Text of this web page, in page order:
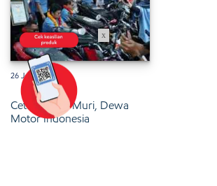
26 Januari 2025
Cetak Rekor Muri, Dewa
Motor Indonesia
x